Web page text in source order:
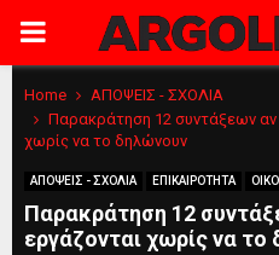
PRIMARY
MENU
Home
ΑΠΟΨΕΙΣ - ΣΧΟΛΙΑ
Παρακράτηση 12 συντάξεων αν
χωρίς να το δηλώνουν
ΑΠΟΨΕΙΣ - ΣΧΟΛΙΑ ΕΠΙΚΑΙΡΟΤΗΤΑ
Παρακράτηση 12
εργάζονται χωρίς να το